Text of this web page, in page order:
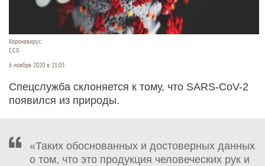
Коронавирус.
CC0
6 ноября 2020 в 21:03
Спецслужба склоняется к тому, что SARS-CoV-2
появился из природы.
«Таких обоснованных и достоверных данных
о том, что это продукция человеческих рук и